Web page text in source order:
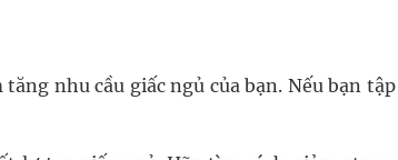
nhu cầu giấc ngủ của bạn. Nếu bạn tập